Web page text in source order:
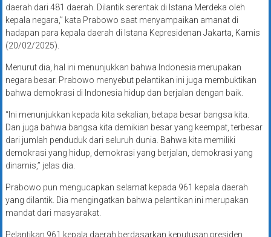
daerah dari 481 daerah. Dilantik serentak di Istana Merdeka oleh
kepala negara,” kata Prabowo saat menyampaikan amanat di
hadapan para kepala daerah di Istana Kepresidenan Jakarta, Kamis
(20/02/2025).
Menurut dia, hal ini menunjukkan bahwa Indonesia merupakan
negara besar. Prabowo menyebut pelantikan ini juga membuktikan
bahwa demokrasi di Indonesia hidup dan berjalan dengan baik.
“Ini menunjukkan kepada kita sekalian, betapa besar bangsa kita.
Dan juga bahwa bangsa kita demikian besar yang keempat, terbesar
dari jumlah penduduk dari seluruh dunia. Bahwa kita memiliki
demokrasi yang hidup, demokrasi yang berjalan, demokrasi yang
dinamis,” jelas dia.
Prabowo pun mengucapkan selamat kepada 961 kepala daerah
yang dilantik. Dia mengingatkan bahwa pelantikan ini merupakan
mandat dari masyarakat.
Pelantikan 961 kepala daerah berdasarkan keputusan presiden